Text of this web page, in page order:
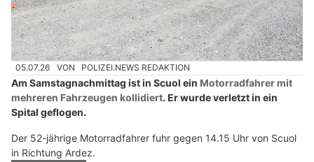
05.07.26 VON POLIZEI.NEWS REDAKTION
Am Samstagnachmittag ist in Scuol ein Motorradfahrer mit
mehreren Fahrzeugen kollidiert. Er wurde verletzt in ein
Spital geflogen.
Der 52-jährige Motorradfahrer fuhr gegen 14.15 Uhr von Scuol
in Richtung Ardez.